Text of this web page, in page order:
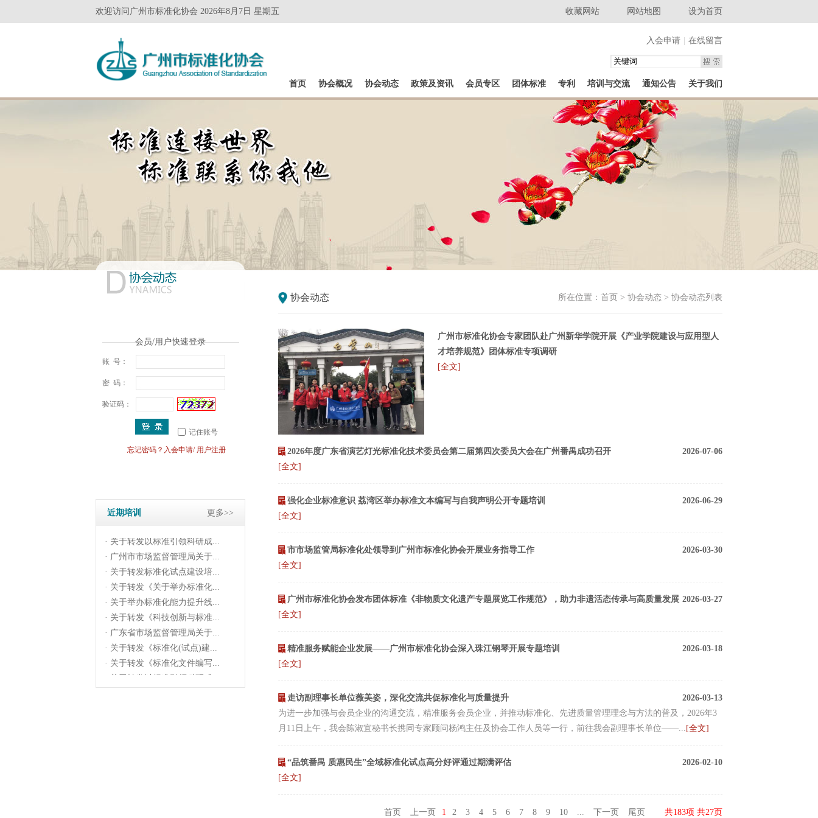
欢迎访问广州市标准化协会 2026年8月7日 星期五 收藏网站 网站地图 设为首页
入会申请 在线留言
首页 协会概况 协会动态 政策及资讯 会员专区 团体标准 专利 培训与交流 通知公告 关于我们
会员/用户快速登录
账 号：
密 码：
验证码：
记住账号
忘记密码？ 入会申请/ 用户注册
更多>>
近期培训
· 关于转发《标准化(试点)建...
· 关于转发以标准引领科研成...
· 广州市市场监督管理局关于...
· 关于转发标准化试点建设培...
· 关于转发《关于举办标准化...
· 关于举办标准化能力提升线...
· 关于转发《科技创新与标准...
· 广东省市场监督管理局关于...
· 关于转发《标准化(试点)建...
· 关于转发《标准化文件编写...
· 关于转发以标准引领科研成...
· 广州市市场监督管理局关于...
所在位置： 首页 > 协会动态 > 协会动态列表
协会动态
广州市标准化协会专家团队赴广州新华学院开展《产业学院建设与应用型人
才培养规范》团体标准专项调研
[全文]
2026-07-06
2026年度广东省演艺灯光标准化技术委员会第二届第四次委员大会在广州番禺成功召开
[全文]
2026-06-29
强化企业标准意识 荔湾区举办标准文本编写与自我声明公开专题培训
[全文]
2026-03-30
市市场监管局标准化处领导到广州市标准化协会开展业务指导工作
[全文]
2026-03-27
广州市标准化协会发布团体标准《非物质文化遗产专题展览工作规范》，助力非遗活态传承与高质量发展
[全文]
2026-03-18
精准服务赋能企业发展——广州市标准化协会深入珠江钢琴开展专题培训
[全文]
2026-03-13
走访副理事长单位薇美姿，深化交流共促标准化与质量提升
为进一步加强与会员企业的沟通交流，精准服务会员企业，并推动标准化、先进质量管理理念与方法的普及，2026年3
月11日上午，我会陈淑宜秘书长携同专家顾问杨鸿主任及协会工作人员等一行，前往我会副理事长单位——... [全文]
2026-02-10
“品筑番禺 质惠民生”全域标准化试点高分好评通过期满评估
[全文]
首页 上一页 1 2 3 4 5 6 7 8 9 10 ... 下一页 尾页 共183项 共27页